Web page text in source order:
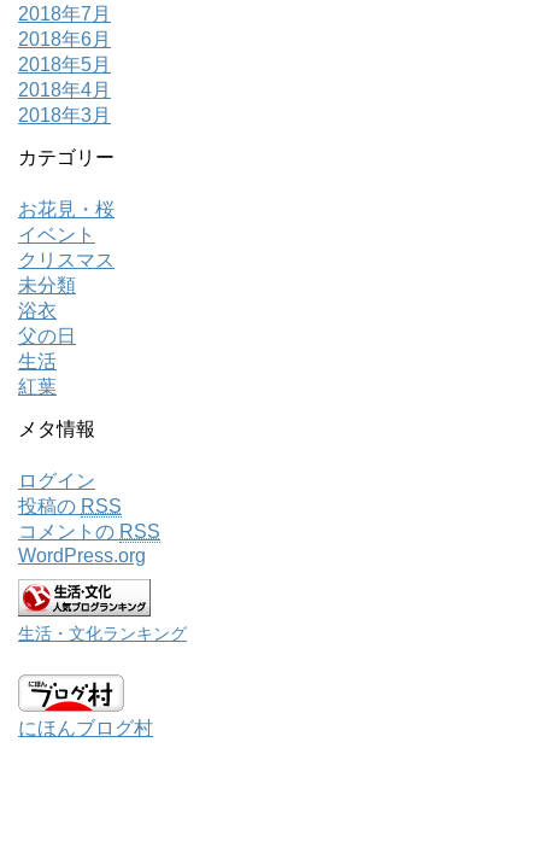
2018年7月
2018年6月
2018年5月
2018年4月
2018年3月
カテゴリー
お花見・桜
イベント
クリスマス
未分類
浴衣
父の日
生活
紅葉
メタ情報
ログイン
投稿の RSS
コメントの RSS
WordPress.org
生活・文化ランキング
にほんブログ村